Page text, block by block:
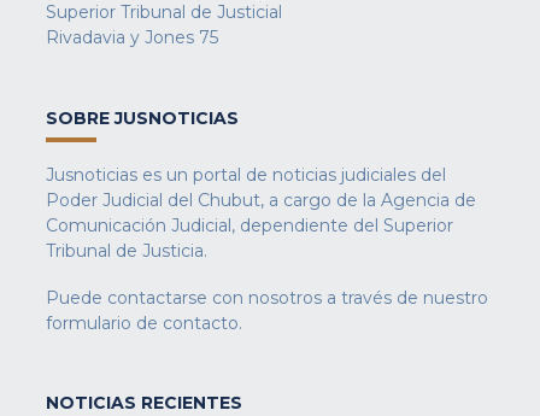
Superior Tribunal de Justicial
Rivadavia y Jones 75
SOBRE JUSNOTICIAS
Jusnoticias es un portal de noticias judiciales del
Poder Judicial del Chubut, a cargo de la Agencia de
Comunicación Judicial, dependiente del Superior
Tribunal de Justicia.
Puede contactarse con nosotros a través de nuestro
formulario de contacto.
NOTICIAS RECIENTES